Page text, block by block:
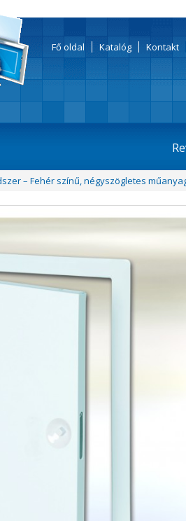
Fő oldal Katalóg Kontakt
– Fehér színű, négyszögletes